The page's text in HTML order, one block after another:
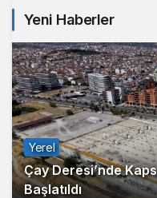
Yeni Haberler
Yerel
Çay Deresi’nde
Başlatıldı